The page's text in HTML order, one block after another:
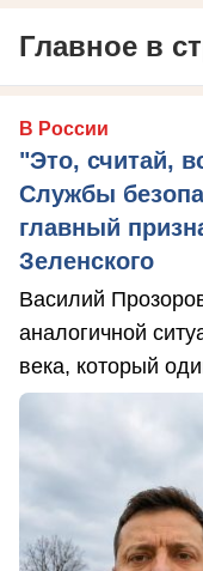
Главное в
В России
"Это, считай,
Службы
главный
Зеленского
Василий
аналогичной
века, который